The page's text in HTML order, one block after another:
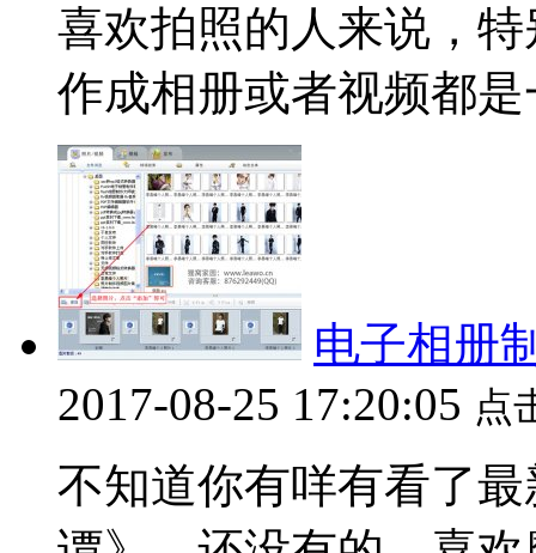
喜欢拍照的人来说，
作成相册或者视频都是
电子相册
2017-08-25 17:20:05 点
不知道你有咩有看了